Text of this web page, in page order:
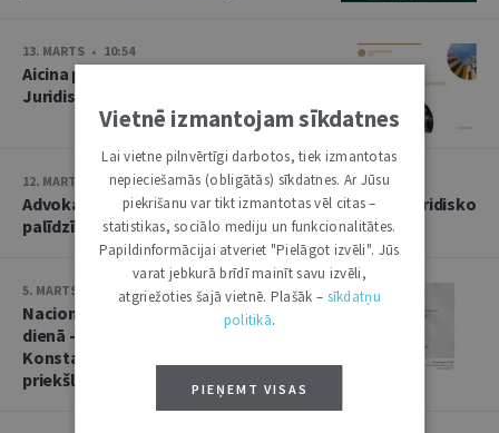
13. MARTS • 10:54
Aicina pieteikties praksē EST
Juridiskās tulkošanas direkcijā
12. MARTS • 15:49
Advokatūras dienās – iespēja saņemt bezmaksas juridisko
palīdzību. Iedzīvotājus aicina iepriekš pieteikties
5. MARTS • 10:40
Nacionālās pretošanās kustības
dienā - jau trešais profesora
Konstantīna Čakstes demokrātijas
priekšlasījums
Vietnē izmantojam sīkdatnes
Lai vietne pilnvērtīgi darbotos, tiek izmantotas
nepieciešamās (obligātās) sīkdatnes. Ar Jūsu
piekrišanu var tikt izmantotas vēl citas –
statistikas, sociālo mediju un funkcionalitātes.
Papildinformācijai atveriet "Pielāgot izvēli". Jūs
varat jebkurā brīdī mainīt savu izvēli,
atgriežoties šajā vietnē. Plašāk – sīkdatņu
politikā.
PIEŅEMT VISAS